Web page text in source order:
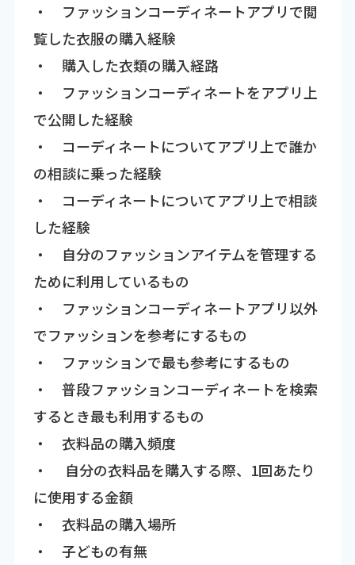
・ ファッションコーディネートアプリで閲
覧した衣服の購入経験
・ 購入した衣類の購入経路
・ ファッションコーディネートをアプリ上
で公開した経験
・ コーディネートについてアプリ上で誰か
の相談に乗った経験
・ コーディネートについてアプリ上で相談
した経験
・ 自分のファッションアイテムを管理する
ために利用しているもの
・ ファッションコーディネートアプリ以外
でファッションを参考にするもの
・ ファッションで最も参考にするもの
・ 普段ファッションコーディネートを検索
するとき最も利用するもの
・ 衣料品の購入頻度
・ 自分の衣料品を購入する際、1回あたり
に使用する金額
・ 衣料品の購入場所
・ 子どもの有無